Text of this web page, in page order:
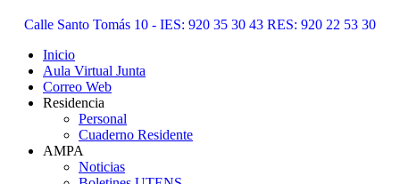
Calle Santo Tomás 10 - IES: 920 35 30 43 RES: 920 22 53 30
Inicio
Aula Virtual Junta
Correo Web
Residencia
Personal
Cuaderno Residente
AMPA
Noticias